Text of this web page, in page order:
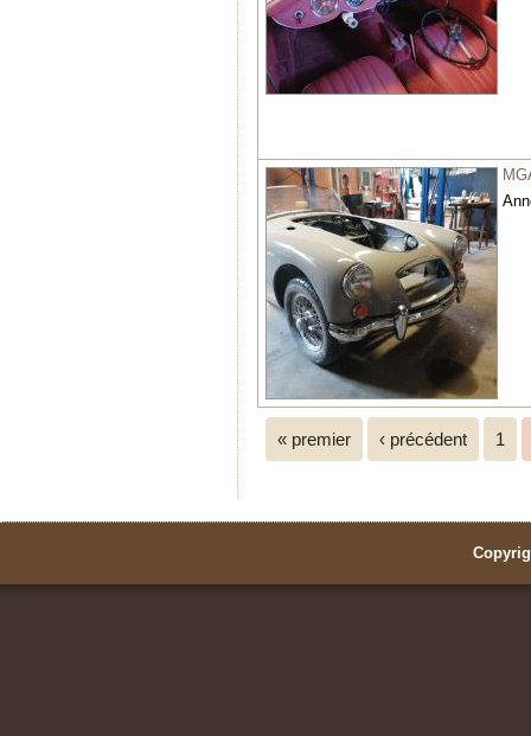
Pages
« premier ‹ précédent 1